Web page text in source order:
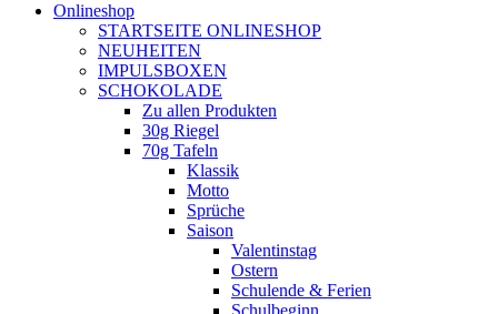
Onlineshop
STARTSEITE ONLINESHOP
NEUHEITEN
IMPULSBOXEN
SCHOKOLADE
Zu allen Produkten
30g Riegel
70g Tafeln
Klassik
Motto
Sprüche
Saison
Valentinstag
Ostern
Schulende & Ferien
Schulbeginn